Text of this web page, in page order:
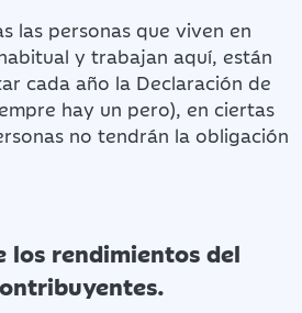
las personas que viven en
y trabajan aquí, están
cada año la Declaración de
hay un pero), en ciertas
no tendrán la obligación
los rendimientos del